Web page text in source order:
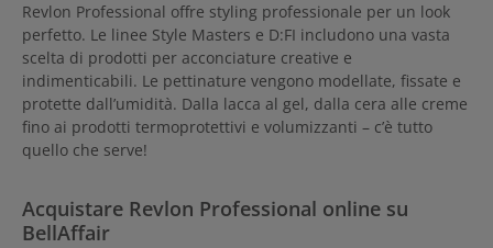
Revlon Professional offre styling professionale per un look
perfetto. Le linee Style Masters e D:FI includono una vasta
scelta di prodotti per acconciature creative e
indimenticabili. Le pettinature vengono modellate, fissate e
protette dall’umidità. Dalla lacca al gel, dalla cera alle creme
fino ai prodotti termoprotettivi e volumizzanti – c’è tutto
quello che serve!
Acquistare Revlon Professional online su
BellAffair